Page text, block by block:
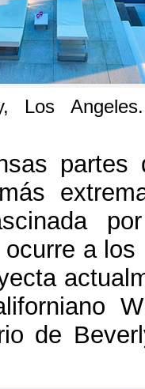
Los
partes
a los
de